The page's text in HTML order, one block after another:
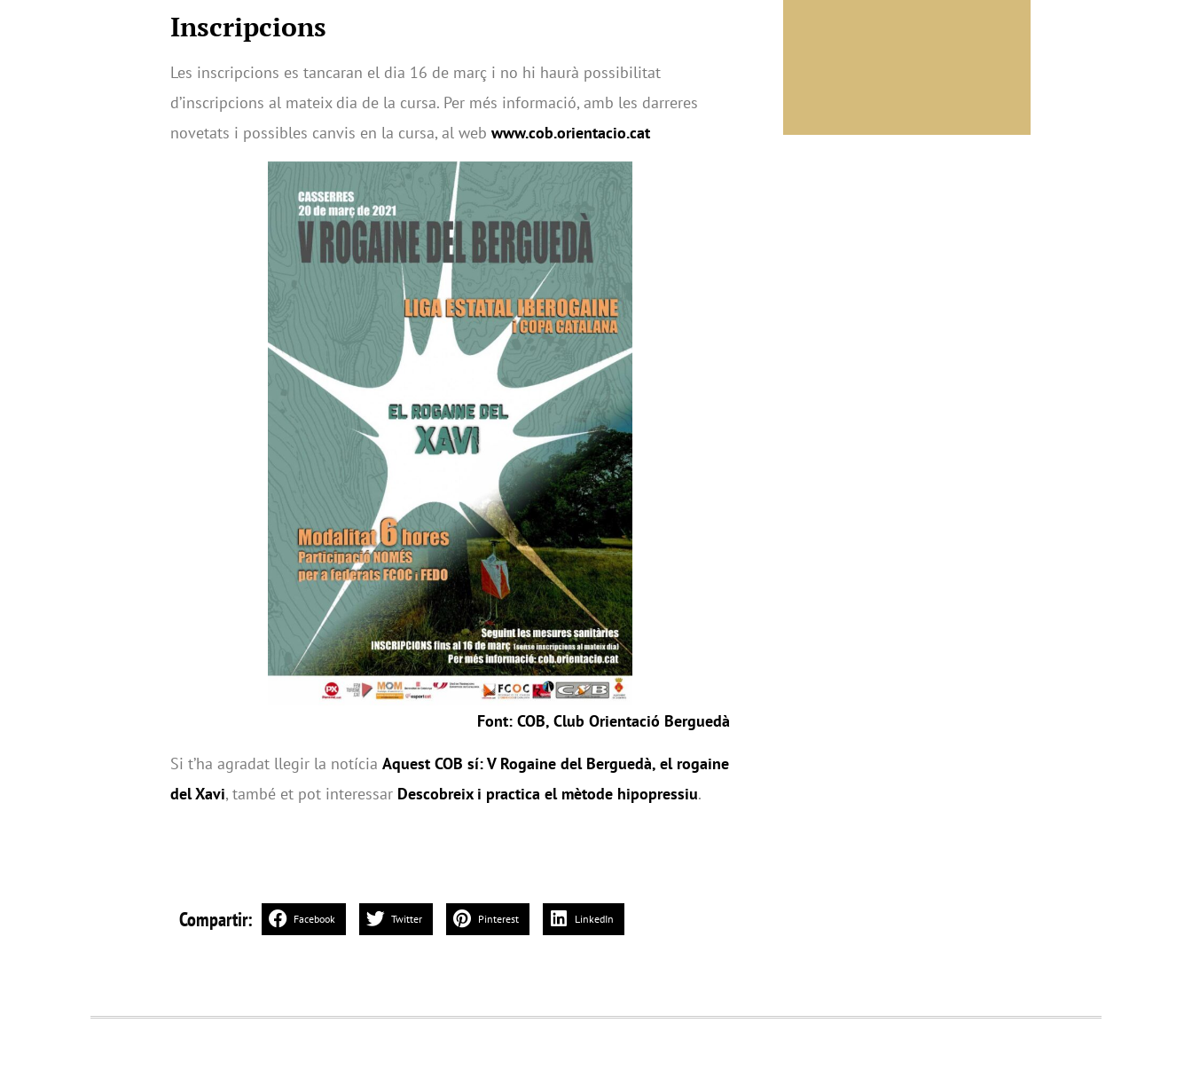
Inscripcions
Les inscripcions es tancaran el dia 16 de març i no hi haurà possibilitat
d’inscripcions al mateix dia de la cursa. Per més informació, amb les darreres
novetats i possibles canvis en la cursa, al web www.cob.orientacio.cat
Font: COB, Club Orientació Berguedà
Si t’ha agradat llegir la notícia Aquest COB sí: V Rogaine del Berguedà, el rogaine
del Xavi, també et pot interessar Descobreix i practica el mètode hipopressiu.
Compartir: Facebook Twitter Pinterest LinkedIn